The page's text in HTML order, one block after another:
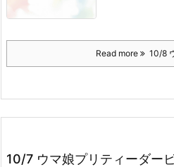
Read more 10/8
10/7 ウマ娘プリティーダー